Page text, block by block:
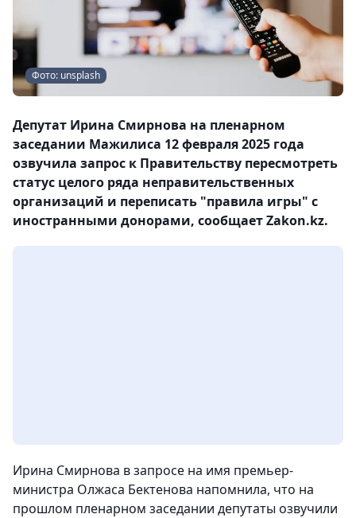
Фото: unsplash
Депутат Ирина Смирнова на пленарном
заседании Мажилиса 12 февраля 2025 года
озвучила запрос к Правительству пересмотреть
статус целого ряда неправительственных
организаций и переписать "правила игры" с
иностранными донорами, сообщает Zakon.kz.
Ирина Смирнова в запросе на имя премьер-
министра Олжаса Бектенова напомнила, что на
прошлом пленарном заседании депутаты озвучили